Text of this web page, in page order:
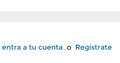
entra a tu cuenta o Regístrate